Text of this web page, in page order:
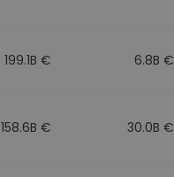
199.1B € 6.8B €
158.6B € 30.0B €